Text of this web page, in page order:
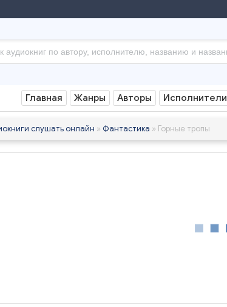
Главная Жанры Авторы Исполнители
слушать онлайн » Фантастика » Горные тропы